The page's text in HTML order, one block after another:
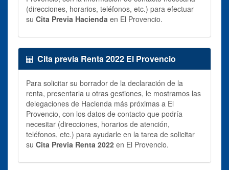
(direcciones, horarios, teléfonos, etc.) para efectuar
su Cita Previa Hacienda en El Provencio.
Cita previa Renta 2022 El Provencio
Para solicitar su borrador de la declaración de la
renta, presentarla u otras gestiones, le mostramos las
delegaciones de Hacienda más próximas a El
Provencio, con los datos de contacto que podría
necesitar (direcciones, horarios de atención,
teléfonos, etc.) para ayudarle en la tarea de solicitar
su Cita Previa Renta 2022 en El Provencio.